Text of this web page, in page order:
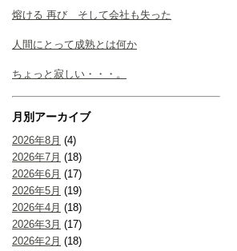
熔ける 再び そして会社も失った
人間にとって成熟とは何か
ちょっと寂しい・・・。
月別アーカイブ
2026年8月 (4)
2026年7月 (18)
2026年6月 (17)
2026年5月 (19)
2026年4月 (18)
2026年3月 (17)
2026年2月 (18)